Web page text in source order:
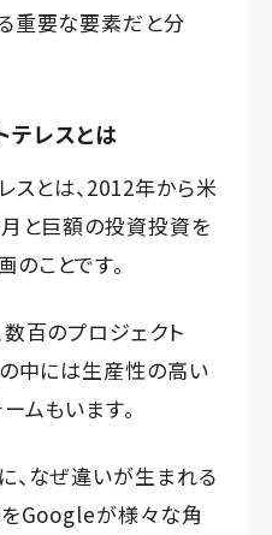
重要な要素だと分
テレスとは
スとは、2012年から米
と巨額の投資投資を
ことです。
百のプロジェクト
中には生産性の高い
ムもいます。
、なぜ違いが生まれる
をGoogleが様々な角